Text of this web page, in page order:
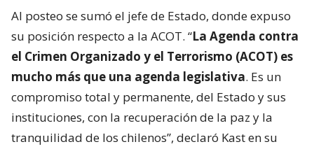
Al posteo se sumó el jefe de Estado, donde expuso
su posición respecto a la ACOT. “La Agenda contra
el Crimen Organizado y el Terrorismo (ACOT) es
mucho más que una agenda legislativa. Es un
compromiso total y permanente, del Estado y sus
instituciones, con la recuperación de la paz y la
tranquilidad de los chilenos”, declaró Kast en su